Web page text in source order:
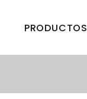
PRODUCTOS